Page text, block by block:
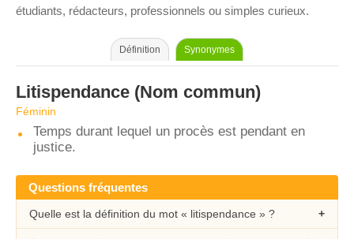
étudiants, rédacteurs, professionnels ou simples curieux.
Définition Synonymes
Litispendance (Nom commun)
Féminin
Temps durant lequel un procès est pendant en
justice.
Questions fréquentes
Quelle est la définition du mot « litispendance » ?